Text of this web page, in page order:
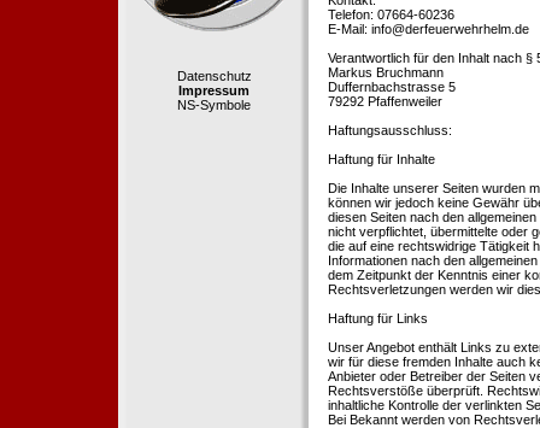
Datenschutz
Impressum
NS-Symbole
Telefon: 07664-60236
E-Mail: info@derfeuerwehrhelm.de
Verantwortlich für den Inhalt nach §
Markus Bruchmann
Duffernbachstrasse 5
79292 Pfaffenweiler
Haftungsausschluss:
Haftung für Inhalte
Die Inhalte unserer Seiten wurden
können wir jedoch keine Gewähr
diesen Seiten nach den
nicht verpflichtet, übermittelte oder
die auf eine rechtswidrige Tätigkeit
Informationen nach den
dem Zeitpunkt der Kenntnis einer
Rechtsverletzungen werden wir
Haftung für Links
Unser Angebot enthält Links zu
wir für diese fremden Inhalte auch
Anbieter oder Betreiber der Seiten
Rechtsverstöße überprüft.
inhaltliche Kontrolle der verlinkten
Bei Bekannt werden von